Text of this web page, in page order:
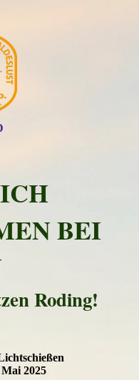
BEI
Roding!
2025